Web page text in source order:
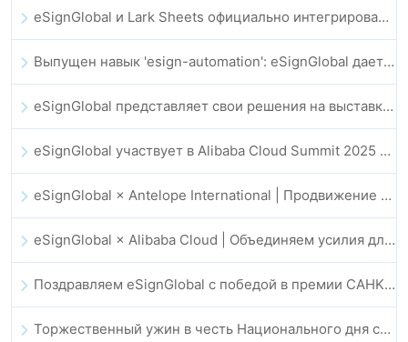
eSignGlobal и Lark Sheets официально интегрированы: полная автоматизация подписания и архивирования электронных контрактов
Выпущен навык 'esign-automation': eSignGlobal дает OpenClaw возможность автоматизировать электронные подписи
eSignGlobal представляет свои решения на выставке GIS Global Innovation Expo 2025
eSignGlobal участвует в Alibaba Cloud Summit 2025 в Гонконге, продвигая облачные инновации на базе ИИ и цифровое доверие
eSignGlobal × Antelope International | Продвижение безопасных цифровых рабочих процессов на базе ИИ
eSignGlobal × Alibaba Cloud | Объединяем усилия для укрепления глобального цифрового доверия в финтехе
Поздравляем eSignGlobal с победой в премии CAHK STAR Award 2025!
Торжественный ужин в честь Национального дня сообщества технологий и инноваций Гонконга